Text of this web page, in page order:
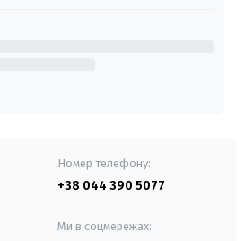
Номер телефону:
+38 044 390 5077
Ми в соцмережах: